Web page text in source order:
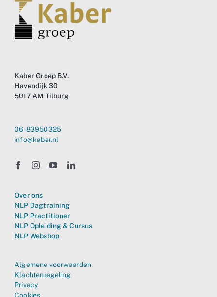
Kaber Groep B.V.
Havendijk 30
5017 AM Tilburg
06-83950325
info@kaber.nl
Over ons
NLP Dagtraining
NLP Practitioner
NLP Opleiding & Cursus
NLP Webshop
Algemene voorwaarden
Klachtenregeling
Privacy
Cookies